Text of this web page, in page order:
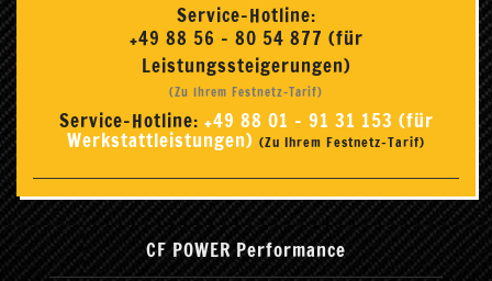
Service-Hotline:
+49 88 56 - 80 54 877 (für
Leistungssteigerungen)
(Zu Ihrem Festnetz-Tarif)
Service-Hotline: +49 88 01 - 91 31 153 (für
Werkstattleistungen) (Zu Ihrem Festnetz-Tarif)
CF POWER Performance